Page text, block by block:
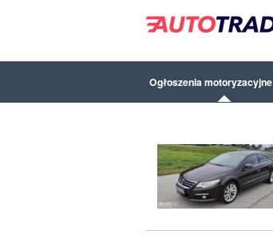
Ogłoszenia motoryzacyjne